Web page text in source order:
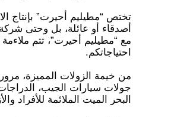
تختص “مطيليم أحيرت” بإنتاج
أصدقاء أو عائلة، بل وحتى
مع “مطيليم أحيرت”، تتم
احتياجاتكم.
من خيمة الزولات المميزة،
جولات سيارات الجيب، الدراجات
البحر الميت الملائمة للأفراد